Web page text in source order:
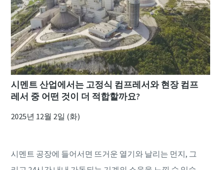
시멘트 산업에서는 고정식 컴프레서와 현장 컴프
레서 중 어떤 것이 더 적합할까요?
2025년 12월 2일 (화)
시멘트 공장에 들어서면 뜨거운 열기와 날리는 먼지, 그